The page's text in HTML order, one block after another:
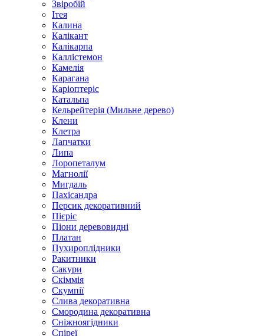
Звіробій
Ітея
Калина
Калікант
Калікарпа
Каллістемон
Камелія
Карагана
Каріоптеріс
Катальпа
Кельрейтерія (Мильне дерево)
Клени
Клетра
Лапчатки
Липа
Лоропеталум
Магнолії
Мигдаль
Пахісандра
Персик декоративний
Пієріс
Піони деревовидні
Платан
Пухироплідники
Ракитники
Сакури
Скіммія
Скумпії
Слива декоративна
Смородина декоративна
Сніжноягідники
Спіреї